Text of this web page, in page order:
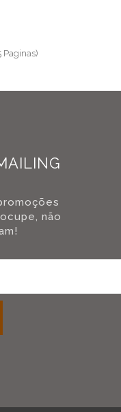
Paginas)
não